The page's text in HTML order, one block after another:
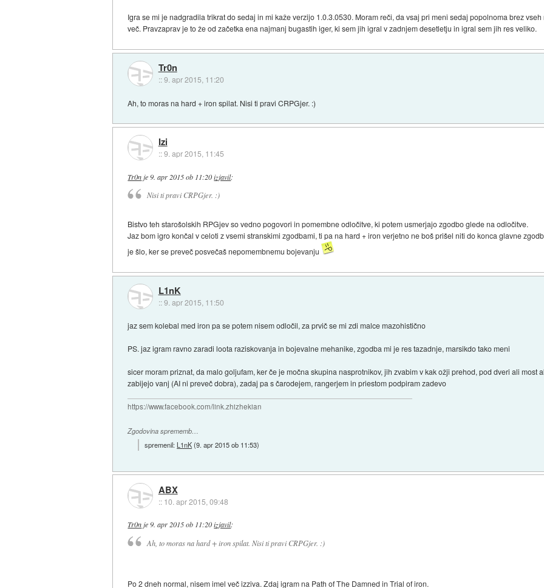
Igra se mi je nadgradila trikrat do sedaj in mi kaže verzijo 1.0.3.0530. Moram reči, da vsaj pri meni sedaj popolnoma brez
več. Pravzaprav je to že od začetka ena najmanj bugastih iger, ki sem jih igral v zadnjem desetletju in igral sem jih res veliko.
Tr0n
::9. apr 2015, 11:20
Ah, to moras na hard + iron spilat. Nisi ti pravi CRPGjer. :)
Izi
::9. apr 2015, 11:45
Tr0n je 9. apr 2015 ob 11:20 izjavil:
Nisi ti pravi CRPGjer. :)
Bistvo teh starošolskih RPGjev so vedno pogovori in pomembne odločitve, ki potem usmerjajo zgodbo glede na odločitve.
Jaz bom igro končal v celoti z vsemi stranskimi zgodbami, ti pa na hard + iron verjetno ne boš prišel niti do konca glavne
je šlo, ker se preveč posvečaš nepomembnemu bojevanju
L1nK
::9. apr 2015, 11:50
jaz sem kolebal med iron pa se potem nisem odločil, za prvič se mi zdi malce mazohistično
PS. jaz igram ravno zaradi loota raziskovanja in bojevalne mehanike, zgodba mi je res tazadnje, marsikdo tako meni
sicer moram priznat, da malo goljufam, ker če je močna skupina nasprotnikov, jih zvabim v kak ožji prehod, pod dveri ali most
zabijejo vanj (AI ni preveč dobra), zadaj pa s čarodejem, rangerjem in priestom podpiram zadevo
https://www.facebook.com/link.zhizhekian
Zgodovina sprememb…
spremenil:L1nK(9. apr 2015 ob 11:53)
ABX
:: 10. apr 2015, 09:48
Tr0nje9. apr 2015 ob 11:20 izjavil:
Ah, to moras na hard + iron spilat. Nisi ti pravi CRPGjer. :)
Po 2 dneh normal, nisem imel več izziva. Zdaj igram na Path of The Damned in Trial of iron.